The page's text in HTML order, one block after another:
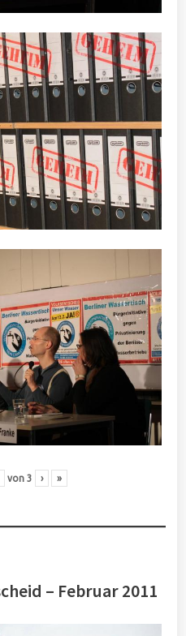
von 3 › »
– Februar 2011